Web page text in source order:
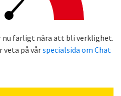
nu farligt nära att bli verklighet.
veta på vårspecialsida om Chat